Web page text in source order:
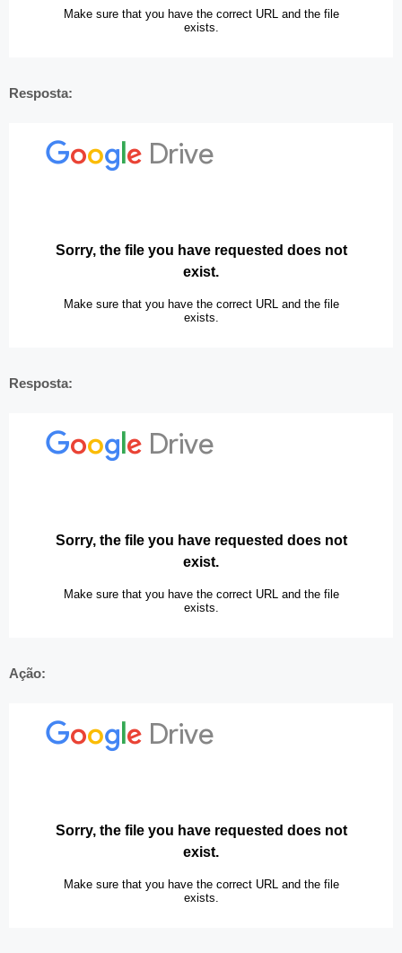
Resposta:
Resposta:
Ação: